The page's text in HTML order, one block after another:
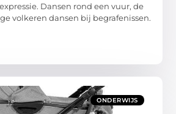
Dansen rond een vuur, de
volkeren dansen bij begrafenissen.
ONDERWIJS